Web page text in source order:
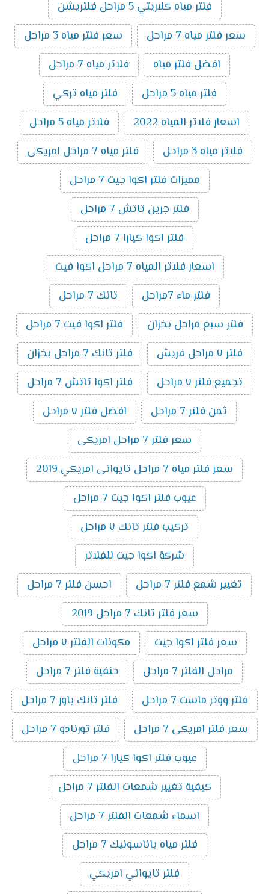
فلتر مياه كلاريتي 5 مراحل فلتريشن
سعر فلتر مياه 7 مراحل
سعر فلتر مياه 3 مراحل
افضل فلتر مياه
فلاتر مياه 7 مراحل
فلتر مياه 5 مراحل
فلتر مياه تركي
اسعار فلاتر المياه 2022
فلاتر مياه 5 مراحل
فلاتر مياه 3 مراحل
فلتر مياه 7 مراحل امريكى
مميزات فلتر اكوا جيت 7 مراحل
فلتر جرين تاتش 7 مراحل
فلتر اكوا كيارا 7 مراحل
اسعار فلاتر المياه 7 مراحل اكوا فيت
فلتر ماء 7مراحل
تانك 7 مراحل
فلتر سبع مراحل بخزان
فلتر اكوا فيت 7 مراحل
فلتر ٧ مراحل فريش
فلتر تانك 7 مراحل بخزان
تجميع فلتر ٧ مراحل
فلتر اكوا تاتش 7 مراحل
ثمن فلتر 7 مراحل
افضل فلتر ٧ مراحل
سعر فلتر 7 مراحل امريكى
سعر فلتر مياه 7 مراحل تايوانى امريكي 2019
عيوب فلتر اكوا جيت 7 مراحل
تركيب فلتر تانك ٧ مراحل
شركة اكوا جيت للفلاتر
تغيير شمع فلتر 7 مراحل
احسن فلتر 7 مراحل
سعر فلتر تانك 7 مراحل 2019
سعر فلتر اكوا جيت
مكونات الفلتر ٧ مراحل
مراحل الفلتر 7 مراحل
حنفية فلتر 7 مراحل
فلتر ووتر ماست 7 مراحل
فلتر تانك باور 7 مراحل
سعر فلتر امريكى 7 مراحل
فلتر تورنادو 7 مراحل
عيوب فلتر اكوا كيارا 7 مراحل
كيفية تغيير شمعات الفلتر 7 مراحل
اسماء شمعات الفلتر 7 مراحل
فلتر مياه باناسونيك 7 مراحل
فلتر تايواني امريكي